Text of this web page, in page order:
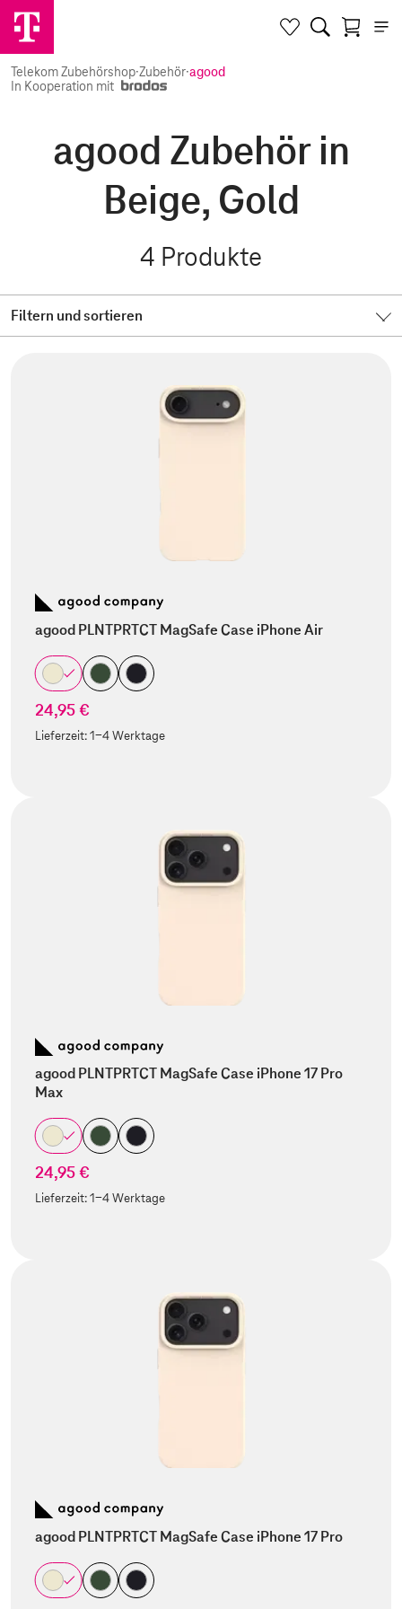
Telekom Zubehörshop·Zubehör·agood
In Kooperation mit
agood Zubehör in
Beige, Gold
4 Produkte
Filtern und sortieren
agood PLNTPRTCT MagSafe Case iPhone Air
24,95 €
Lieferzeit:1-4 Werktage
agood PLNTPRTCT MagSafe Case iPhone 17 Pro
Max
24,95 €
Lieferzeit:1-4 Werktage
agood PLNTPRTCT MagSafe Case iPhone 17 Pro